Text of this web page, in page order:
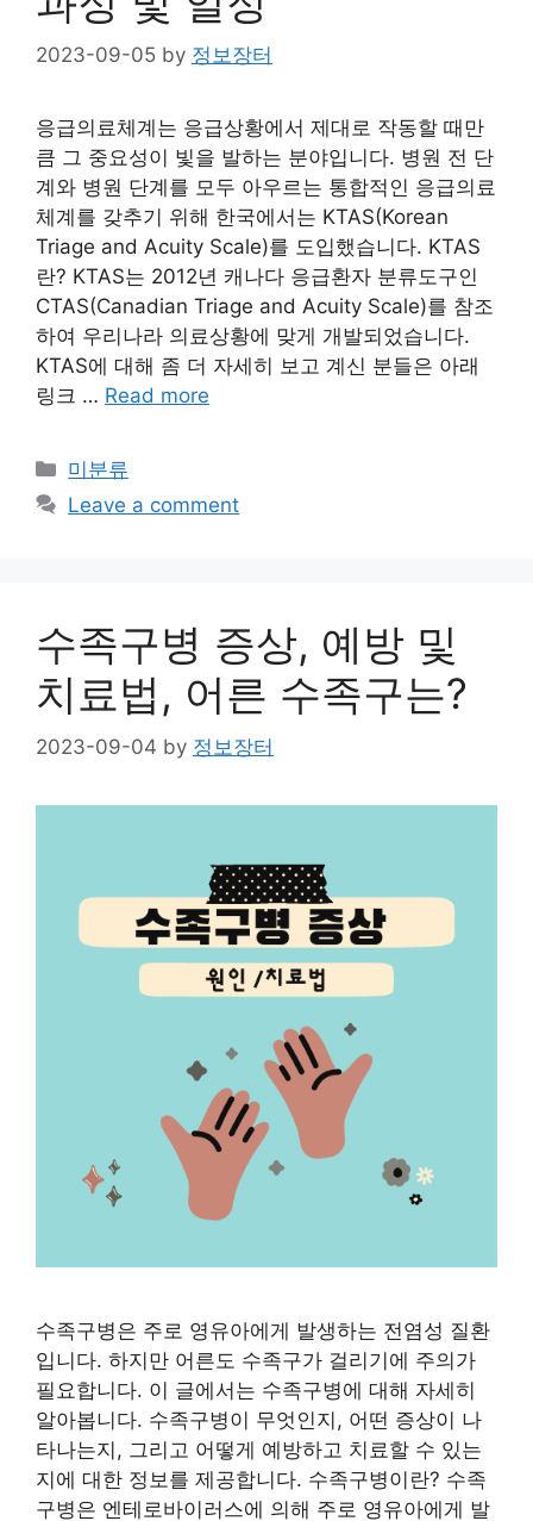
2023-09-05 by 정보장터
응급의료체계는 응급상황에서 제대로 작동할 때만
큼 그 중요성이 빛을 발하는 분야입니다. 병원 전 단
계와 병원 단계를 모두 아우르는 통합적인 응급의료
체계를 갖추기 위해 한국에서는 KTAS(Korean
Triage and Acuity Scale)를 도입했습니다. KTAS
란? KTAS는 2012년 캐나다 응급환자 분류도구인
CTAS(Canadian Triage and Acuity Scale)를 참조
하여 우리나라 의료상황에 맞게 개발되었습니다.
KTAS에 대해 좀 더 자세히 보고 계신 분들은 아래
링크 … Read more
Categories
미분류
Leave a comment
수족구병 증상, 예방 및
치료법, 어른 수족구는?
2023-09-04 by 정보장터
수족구병은 주로 영유아에게 발생하는 전염성 질환
입니다. 하지만 어른도 수족구가 걸리기에 주의가
필요합니다. 이 글에서는 수족구병에 대해 자세히
알아봅니다. 수족구병이 무엇인지, 어떤 증상이 나
타나는지, 그리고 어떻게 예방하고 치료할 수 있는
지에 대한 정보를 제공합니다. 수족구병이란? 수족
구병은 엔테로바이러스에 의해 주로 영유아에게 발